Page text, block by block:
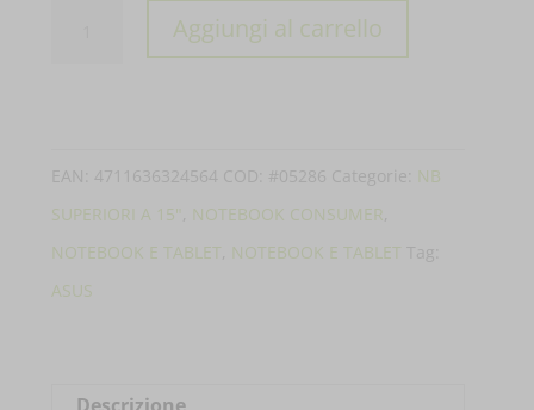
PORTATILE
S16
OLED
UM5606GA-
RYZEN
Aggiungi al carrello
NB
SUPERIORI A 15"
NOTEBOOK CONSUMER
NOTEBOOK E TABLET NOTEBOOK E TABLET
ASUS